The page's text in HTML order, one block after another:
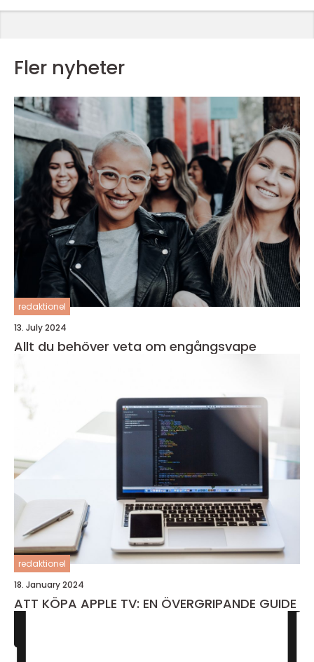
Fler nyheter
redaktionel
13. July 2024
Allt du behöver veta om engångsvape
redaktionel
18. January 2024
ATT KÖPA APPLE TV: EN ÖVERGRIPANDE GUIDE